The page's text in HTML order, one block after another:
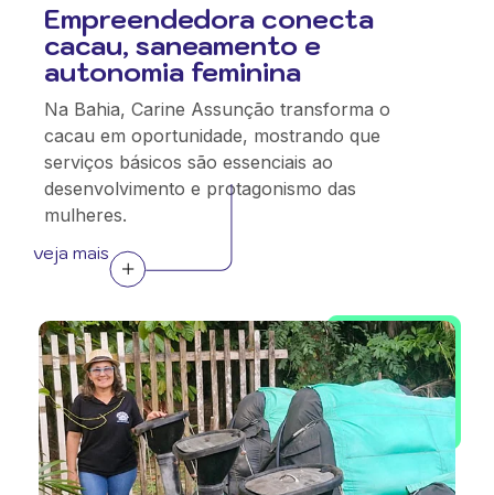
Empreendedora conecta
cacau, saneamento e
autonomia feminina
Na Bahia, Carine Assunção transforma o
cacau em oportunidade, mostrando que
serviços básicos são essenciais ao
desenvolvimento e protagonismo das
mulheres.
veja mais